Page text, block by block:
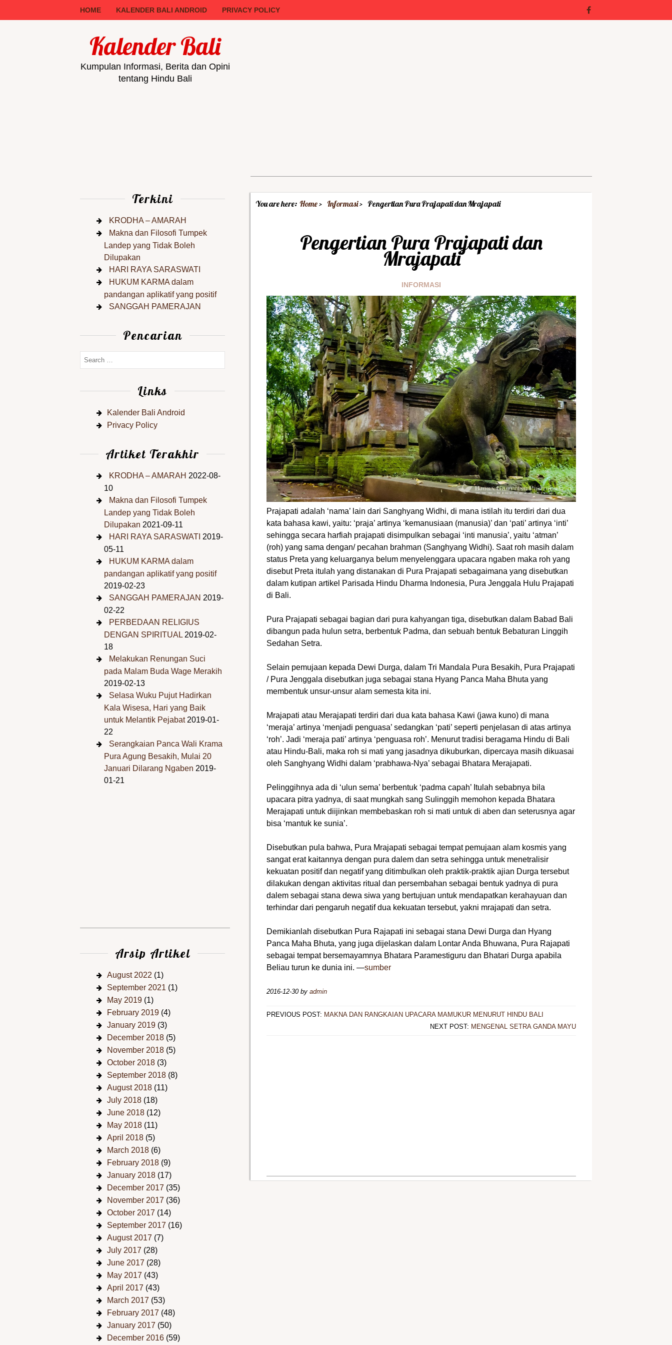
HOME KALENDER BALI ANDROID PRIVACY POLICY
Kalender Bali
Kumpulan Informasi, Berita dan Opini
tentang Hindu Bali
You are here: Home Informasi Pengertian Pura Prajapati dan Mrajapati
Pengertian Pura Prajapati dan
Mrajapati
INFORMASI
Prajapati adalah ‘nama’ lain dari Sanghyang Widhi, di mana istilah itu terdiri dari dua
kata bahasa kawi, yaitu: ‘praja’ artinya ‘kemanusiaan (manusia)’ dan ‘pati’ artinya ‘inti’
sehingga secara harfiah prajapati disimpulkan sebagai ‘inti manusia’, yaitu ‘atman’
(roh) yang sama dengan/ pecahan brahman (Sanghyang Widhi). Saat roh masih dalam
status Preta yang keluarganya belum menyelenggara upacara ngaben maka roh yang
disebut Preta itulah yang distanakan di Pura Prajapati sebagaimana yang disebutkan
dalam kutipan artikel Parisada Hindu Dharma Indonesia, Pura Jenggala Hulu Prajapati
di Bali.
Pura Prajapati sebagai bagian dari pura kahyangan tiga, disebutkan dalam Babad Bali
dibangun pada hulun setra, berbentuk Padma, dan sebuah bentuk Bebaturan Linggih
Sedahan Setra.
Selain pemujaan kepada Dewi Durga, dalam Tri Mandala Pura Besakih, Pura Prajapati
/ Pura Jenggala disebutkan juga sebagai stana Hyang Panca Maha Bhuta yang
membentuk unsur-unsur alam semesta kita ini.
Mrajapati atau Merajapati terdiri dari dua kata bahasa Kawi (jawa kuno) di mana
‘meraja’ artinya ‘menjadi penguasa’ sedangkan ‘pati’ seperti penjelasan di atas artinya
‘roh’. Jadi ‘meraja pati’ artinya ‘penguasa roh’. Menurut tradisi beragama Hindu di Bali
atau Hindu-Bali, maka roh si mati yang jasadnya dikuburkan, dipercaya masih dikuasai
oleh Sanghyang Widhi dalam ‘prabhawa-Nya’ sebagai Bhatara Merajapati.
Pelinggihnya ada di ‘ulun sema’ berbentuk ‘padma capah’ Itulah sebabnya bila
upacara pitra yadnya, di saat mungkah sang Sulinggih memohon kepada Bhatara
Merajapati untuk diijinkan membebaskan roh si mati untuk di aben dan seterusnya agar
bisa ‘mantuk ke sunia’.
Disebutkan pula bahwa, Pura Mrajapati sebagai tempat pemujaan alam kosmis yang
sangat erat kaitannya dengan pura dalem dan setra sehingga untuk menetralisir
kekuatan positif dan negatif yang ditimbulkan oleh praktik-praktik ajian Durga tersebut
dilakukan dengan aktivitas ritual dan persembahan sebagai bentuk yadnya di pura
dalem sebagai stana dewa siwa yang bertujuan untuk mendapatkan kerahayuan dan
terhindar dari pengaruh negatif dua kekuatan tersebut, yakni mrajapati dan setra.
Demikianlah disebutkan Pura Rajapati ini sebagai stana Dewi Durga dan Hyang
Panca Maha Bhuta, yang juga dijelaskan dalam Lontar Anda Bhuwana, Pura Rajapati
sebagai tempat bersemayamnya Bhatara Paramestiguru dan Bhatari Durga apabila
Beliau turun ke dunia ini. —sumber
2016-12-30byadmin
PREVIOUS POST: MAKNA DAN RANGKAIAN UPACARA MAMUKUR MENURUT HINDU BALI
NEXT POST: MENGENAL SETRA GANDA MAYU
Terkini
KRODHA – AMARAH
Makna dan Filosofi Tumpek
Landep yang Tidak Boleh
Dilupakan
HARI RAYA SARASWATI
HUKUM KARMA dalam
pandangan aplikatif yang positif
SANGGAH PAMERAJAN
Pencarian
Links
Kalender Bali Android
Privacy Policy
Artiket Terakhir
KRODHA – AMARAH 2022-08-
10
Makna dan Filosofi Tumpek
Landep yang Tidak Boleh
Dilupakan 2021-09-11
HARI RAYA SARASWATI 2019-
05-11
HUKUM KARMA dalam
pandangan aplikatif yang positif
2019-02-23
SANGGAH PAMERAJAN 2019-
02-22
PERBEDAAN RELIGIUS
DENGAN SPIRITUAL 2019-02-
18
Melakukan Renungan Suci
pada Malam Buda Wage Merakih
2019-02-13
Selasa Wuku Pujut Hadirkan
Kala Wisesa, Hari yang Baik
untuk Melantik Pejabat 2019-01-
22
Serangkaian Panca Wali Krama
Pura Agung Besakih, Mulai 20
Januari Dilarang Ngaben 2019-
01-21
Arsip Artikel
August 2022 (1)
September 2021 (1)
May 2019 (1)
February 2019 (4)
January 2019 (3)
December 2018 (5)
November 2018 (5)
October 2018 (3)
September 2018 (8)
August 2018 (11)
July 2018 (18)
June 2018 (12)
May 2018 (11)
April 2018 (5)
March 2018 (6)
February 2018 (9)
January 2018 (17)
December 2017 (35)
November 2017 (36)
October 2017 (14)
September 2017 (16)
August 2017 (7)
July 2017 (28)
June 2017 (28)
May 2017 (43)
April 2017 (43)
March 2017 (53)
February 2017 (48)
January 2017 (50)
December 2016 (59)